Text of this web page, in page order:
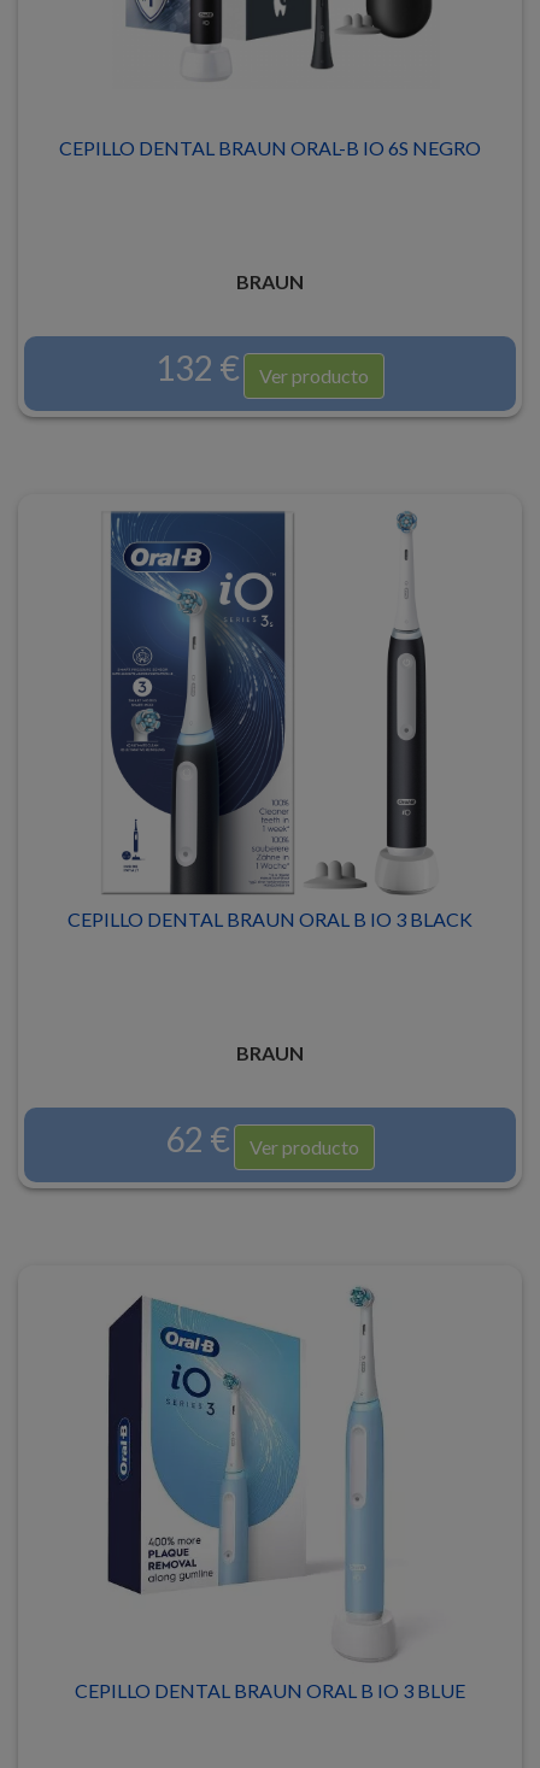
CEPILLO DENTAL BRAUN ORAL-B IO 6S NEGRO
BRAUN
132 € Ver producto
CEPILLO DENTAL BRAUN ORAL B IO 3 BLACK
BRAUN
62 € Ver producto
CEPILLO DENTAL BRAUN ORAL B IO 3 BLUE